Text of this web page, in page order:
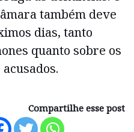
também deve
dias, tanto
quanto sobre os
Compartilhe esse post